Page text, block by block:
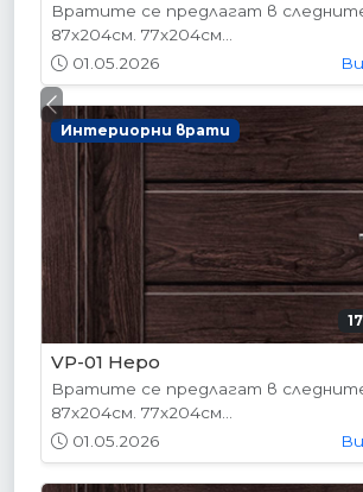
Вратите се предлагат в
87х204см. 77х204см...
01.05.2026
Интериорни врати
VP-01 Hepo
Вратите се предлагат в
87х204см. 77х204см...
01.05.2026
Previous